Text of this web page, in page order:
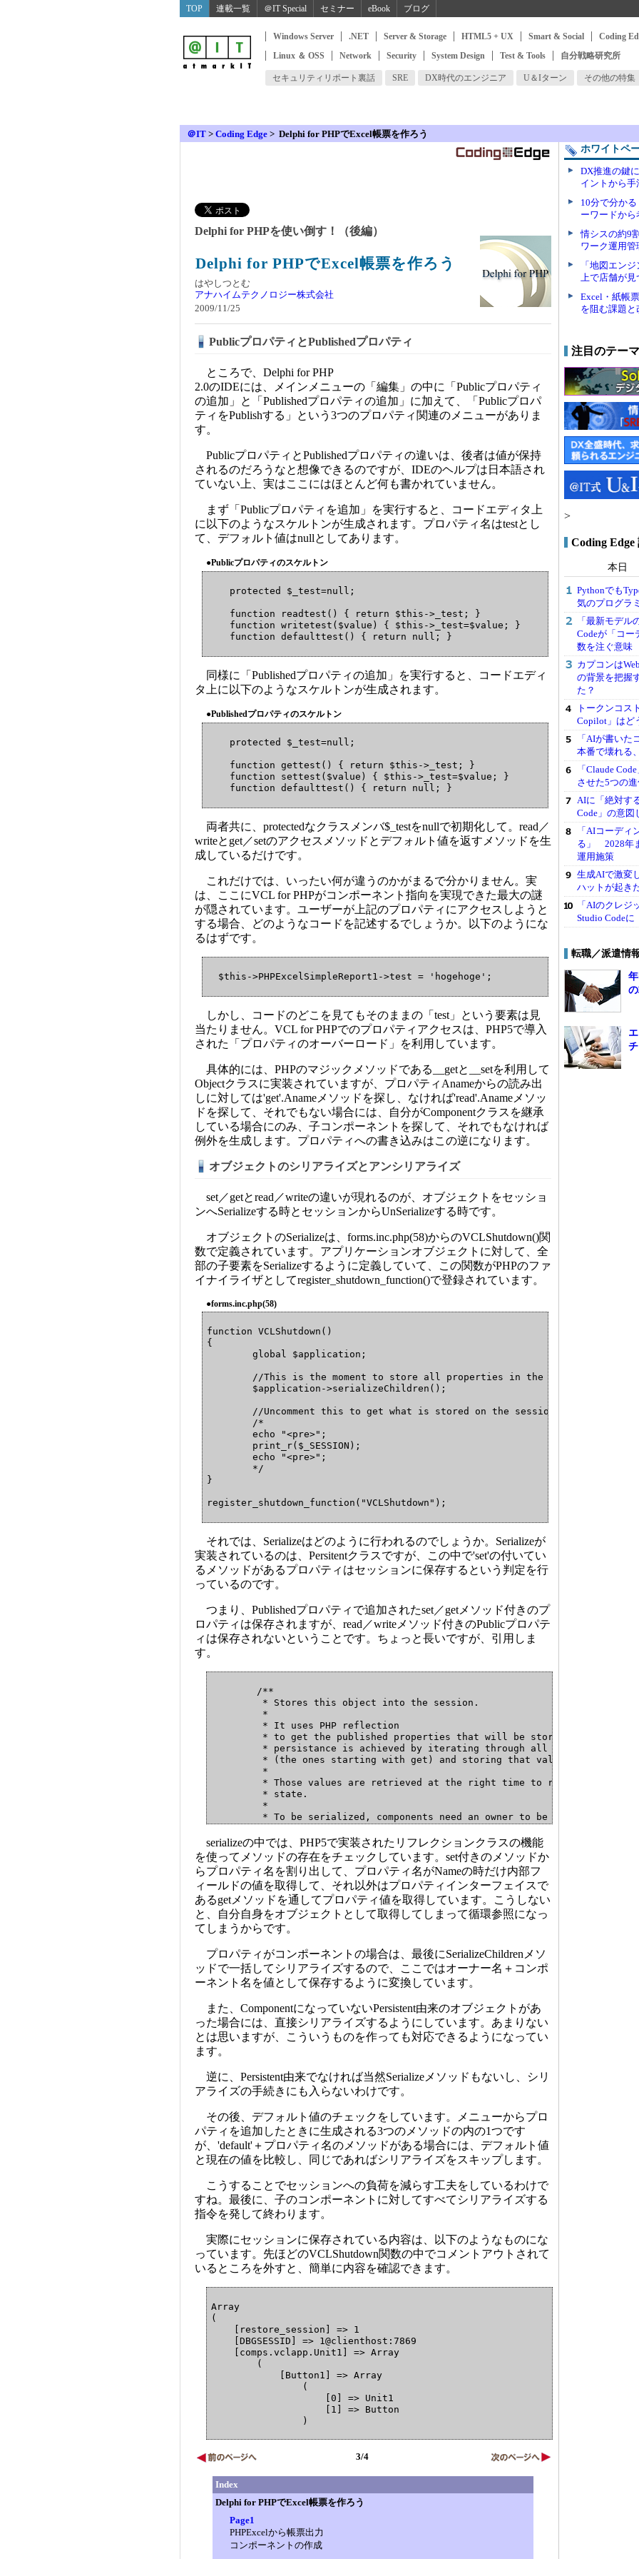
TOP 連載一覧 ＠IT Special セミナー eBook ブログ
Windows Server .NET Server & Storage HTML5 + UX Smart & Social Coding
Linux ＆ OSS
Network Security System Design Test & Tools 自分戦略研究所
セキュリティリポート裏話 SRE DX時代のエンジニア U＆Iターン その他の特集
＠IT > Coding Edge > Delphi for PHPでExcel帳票を作ろう
Delphi for PHPを使い倒す！（後編）
Delphi for PHPでExcel帳票を作ろう
はやしつとむ
アナハイムテクノロジー株式会社
2009/11/25
PublicプロパティとPublishedプロパティ
ところで、Delphi for PHP
2.0のIDEには、メインメニューの「編集」の中に「Publicプロパティ
の追加」と「Publishedプロパティの追加」に加えて、「Publicプロパ
ティをPublishする」という3つのプロパティ関連のメニューがありま
す。
PublicプロパティとPublishedプロパティの違いは、後者は値が保持
されるのだろうなと想像できるのですが、IDEのヘルプは日本語され
ていない上、実はここにはほとんど何も書かれていません。
まず「Publicプロパティを追加」を実行すると、コードエディタ上
に以下のようなスケルトンが生成されます。プロパティ名はtestとし
て、デフォルト値はnullとしてあります。
●Publicプロパティのスケルトン
    protected $_test=null;
    function readtest() { return $this->_test; }
    function writetest($value) { $this->_test=$value; }
同様に「Publishedプロパティの追加」を実行すると、コードエディ
タ上に以下のようなスケルトンが生成されます。
●Publishedプロパティのスケルトン
    protected $_test=null;
    function gettest() { return $this->_test; }
    function settest($value) { $this->_test=$value; }
両者共に、protectedなクラスメンバ$_testをnullで初期化して。read／
writeとget／setのアクセスメソッドとデフォルト値を返すメソッドを生
成しているだけです。
これだけでは、いったい何が違うのかがまるで分かりません。実
は、ここにVCL for PHPがコンポーネント指向を実現できた最大の謎
が隠されています。ユーザーが上記のプロパティにアクセスしようと
する場合、どのようなコードを記述するでしょうか。以下のようにな
るはずです。
  $this->PHPExcelSimpleReport1->test = 'hogehoge';
しかし、コードのどこを見てもそのままの「test」という要素は見
当たりません。VCL for PHPでのプロパティアクセスは、PHP5で導入
された「プロパティのオーバーロード」を利用しています。
具体的には、PHPのマジックメソッドである__getと__setを利用して
Objectクラスに実装されていますが、プロパティAnameからの読み出
しに対しては'get'.Anameメソッドを探し、なければ'read'.Anameメソッ
ドを探して、それでもない場合には、自分がComponentクラスを継承
している場合にのみ、子コンポーネントを探して、それでもなければ
例外を生成します。プロパティへの書き込みはこの逆になります。
オブジェクトのシリアライズとアンシリアライズ
set／getとread／writeの違いが現れるのが、オブジェクトをセッショ
ンへSerializeする時とセッションからUnSerializeする時です。
オブジェクトのSerializeは、forms.inc.php(58)からのVCLShutdown()関
数で定義されています。アプリケーションオブジェクトに対して、全
部の子要素をSerializeするように定義していて、この関数がPHPのファ
イナイライザとしてregister_shutdown_function()で登録されています。
●forms.inc.php(58)
function VCLShutdown()
{
        global $application;
//This is the moment to store all properties in the session to
        $application->serializeChildren();
//Uncomment this to get what is stored on the session at the last
        /*
        echo "<pre>";
        print_r($_SESSION);
        echo "<pre>";
        */
}
register_shutdown_function("VCLShutdown");
それでは、Serializeはどのように行われるのでしょうか。Serializeが
実装されているのは、Persitentクラスですが、この中で'set'の付いてい
るメソッドがあるプロパティはセッションに保存するという判定を行
っているのです。
つまり、Publishedプロパティで追加されたset／getメソッド付きのプ
ロパティは保存されますが、read／writeメソッド付きのPublicプロパテ
ィは保存されないということです。ちょっと長いですが、引用しま
す。
        /**
         * Stores this object into the session.
         *
         * It uses PHP reflection
         * to get the published properties that will be stored. Component
* persistance is achieved by iterating through all published
* (the ones starting with get) and storing that value into the
         *
* Those values are retrieved at the right time to recover the
         * state.
         *
* To be serialized, components need an owner to be unique on the
         *
         * @see readOwner(), readNamePath()
         * @link http://www.php.net/manual/en/language.oop5.reflection.php
         * @link http://www.php.net/manual/en/ref.session.php
         *
         */
        function serialize()
        {
                $owner=$this->readOwner();
        if ($owner!=null)
        {
                $_SESSION['insession.'.$this->readNamePath()]=1;
                $refclass=new ReflectionClass($this->ClassName());
                $methods=$refclass->getMethods();
                reset($methods);
                while (list($k,$method)=each($methods))
                {
                        $methodname=$method->name;
                        {
                                $propname=substr($methodname, 3);
                                if($propname=='Name')
                                    $propvalue = $this->_name;
                                    $propvalue=$this->$propname;
                                if (is_object($propvalue))
                                {
                                    {
                                        $apropvalue='';
                                        $aowner=$propvalue->readOwner();
if ($aowner!=null)
                                        $apropvalue.=$propvalue->getName();
                                        $propvalue=$apropvalue;
                                    }
else if ($propvalue-
                                    {
                                       $propvalue->serialize();
                                    }
                                }
if ((!is_object($propvalue))  && ($this-
                                {
                                        $defmethod='default'.$propname;
                                        if (method_exists($this,$defmethod))
                                            $defvalue=$this->$defmethod();
if
                                            {
unset($_SESSION[$this-
                                            }
                                        }
serializeの中では、PHP5で実装されたリフレクションクラスの機能
を使ってメソッドの存在をチェックしています。set付きのメソッドか
らプロパティ名を割り出して、プロパティ名がNameの時だけ内部フ
ィールドの値を取得して、それ以外はプロパティインターフェイスで
あるgetメソッドを通してプロパティ値を取得しています。こうしない
と、自分自身をオブジェクトとして取得してしまって循環参照になっ
てしまうからです。
プロパティがコンポーネントの場合は、最後にSerializeChildrenメソ
ッドで一括してシリアライズするので、ここではオーナー名＋コンポ
ーネント名を値として保存するように変換しています。
また、ComponentになっていないPersistent由来のオブジェクトがあ
った場合には、直接シリアライズするようにしています。あまりない
とは思いますが、こういうものを作っても対応できるようになってい
ます。
逆に、Persistent由来でなければ当然Serializeメソッドもないし、シリ
アライズの手続きにも入らないわけです。
その後、デフォルト値のチェックをしています。メニューからプロ
パティを追加したときに生成される3つのメソッドの内の1つです
が、'default'＋プロパティ名のメソッドがある場合には、デフォルト値
と現在の値を比較し、同じであればシリアライズをスキップします。
こうすることでセッションへの負荷を減らす工夫をしているわけで
すね。最後に、子のコンポーネントに対してすべてシリアライズする
指令を発して終わります。
実際にセッションに保存されている内容は、以下のようなものにな
っています。先ほどのVCLShutdown関数の中でコメントアウトされて
いるところを外すと、簡単に内容を確認できます。
Array
(
    [restore_session] => 1
    [DBGSESSID] => 1@clienthost:7869
    [comps.vclapp.Unit1] => Array
        (
            [Button1] => Array
                (
                    [0] => Unit1
                    [1] => Button
                )
                (
                    [1] => Label
                )
                (
                    [0] => Unit1
                    [1] => Button
3/4
Index
Delphi for PHPでExcel帳票を作ろう
Page1
PHPExcelから帳票出力
コンポーネントの作成
ホワイトペ
DX推進の鍵
イントから
10分で分か
ーワードから
情シスの約9
ワーク運用
「地図エン
上で店舗が見
Excel・紙帳
を阻む課題と
注目のテーマ
>
Coding
本日
Pythonでも
気のプログラ
「最新モデ
Codeが「コー
数を注ぐ意味
カプコンは
の背景を把握
た？
トークンコ
Copilot」はど
「AIが書い
本番で壊れる
「Claude
させた5つの
AIに「絶対す
Code」の意図
「AIコーディ
る」 2028年
運用施策
生成AIで激変
ハットが起き
「AIのクレ
Studio Codeに
転職／派遣情
チ